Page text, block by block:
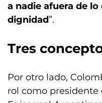
a nadie afuera de
dignidad”.
Tres
Por otro lado,
rol como presidente